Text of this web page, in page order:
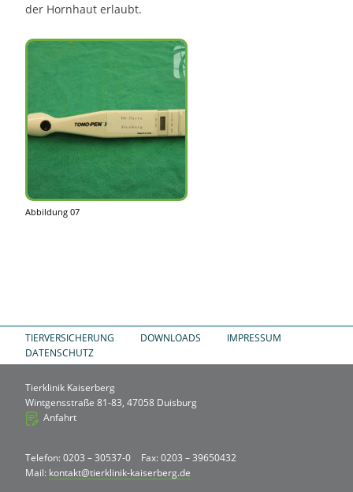
der Hornhaut erlaubt.
Abbildung 07
TIERVERSICHERUNG DOWNLOADS
IMPRESSUM
DATENSCHUTZ
Tierklinik Kaiserberg
Wintgensstraße 81-83, 47058 Duisburg
Anfahrt
Telefon: 0203 – 30537-0
Fax: 0203 – 39650432
Mail: kontakt@tierklinik-kaiserberg.de